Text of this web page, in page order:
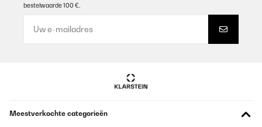
Amazon-Benutzer
Die Klarstein Bierzapfanlage sieht hochwertig aus, ist gut
– ideal für Partys oder gemütliche Abende. Einziger Nachteil: Die
bestelwaarde 100 €.
Meestverkochte categorieën